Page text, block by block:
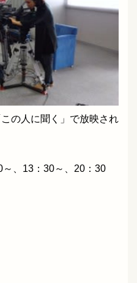
の人に聞く」で放映され
、13：30～、20：30